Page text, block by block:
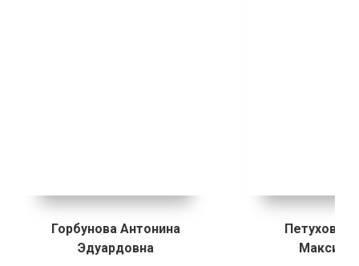
Горбунова Антонина
Эдуардовна
Петухова